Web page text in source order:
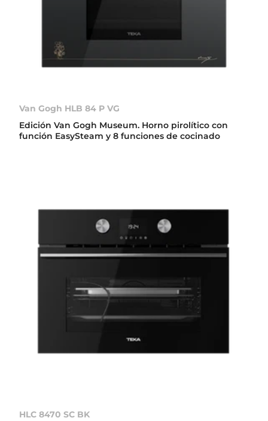
Van Gogh HLB 84 P VG
Edición Van Gogh Museum. Horno pirolítico con
función EasySteam y 8 funciones de cocinado
HLC 8470 SC BK